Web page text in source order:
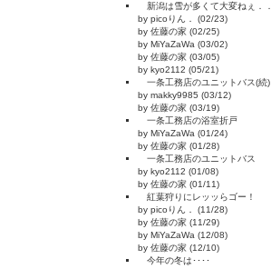
新潟は雪が多くて大変ねぇ．．
by picoりん． (02/23)
by 佐藤の家 (02/25)
by MiYaZaWa (03/02)
by 佐藤の家 (03/05)
by kyo2112 (05/21)
一条工務店のユニットバス(続)
by makky9985 (03/12)
by 佐藤の家 (03/19)
一条工務店の浴室折戸
by MiYaZaWa (01/24)
by 佐藤の家 (01/28)
一条工務店のユニットバス
by kyo2112 (01/08)
by 佐藤の家 (01/11)
紅葉狩りにレッッらゴー！
by picoりん． (11/28)
by 佐藤の家 (11/29)
by MiYaZaWa (12/08)
by 佐藤の家 (12/10)
今年の冬は････